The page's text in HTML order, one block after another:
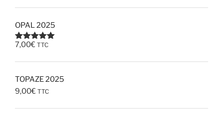
OPAL 2025
Note5.00
7,00€ TTC
TOPAZE 2025
9,00€ TTC